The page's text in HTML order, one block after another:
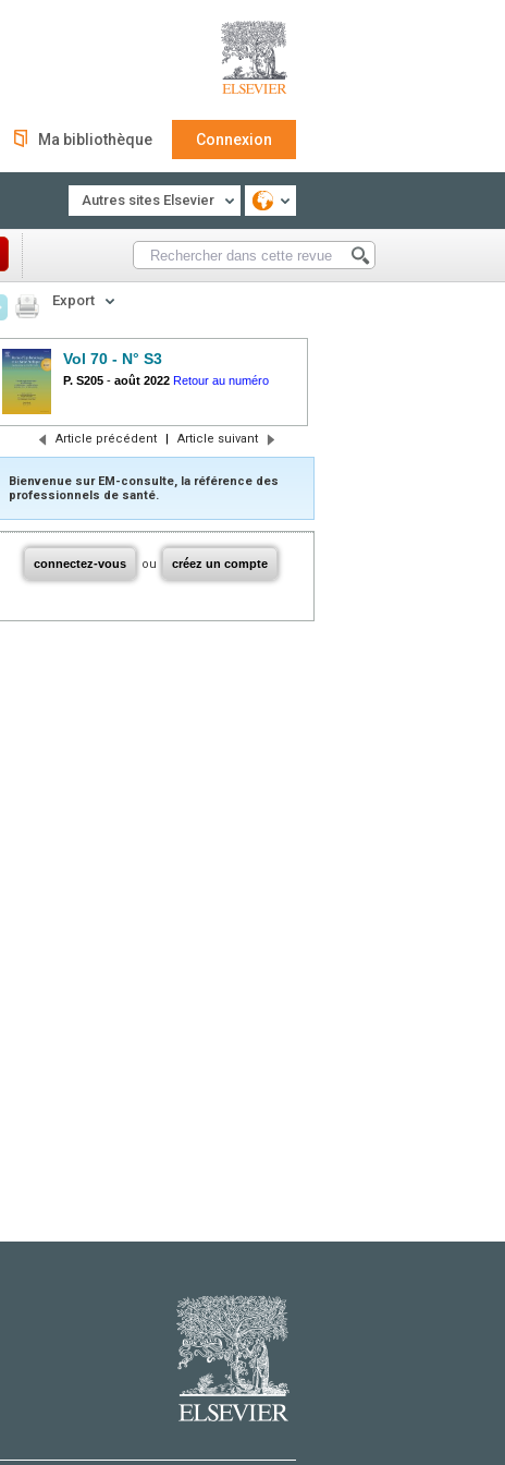
Ma bibliothèque Connexion
Autres sites Elsevier
Export
Vol 70 - N° S3
P. S205 - août 2022 Retour au numéro
Article précédent | Article suivant
Bienvenue sur EM-consulte, la référence des
professionnels de santé.
connectez-vous ou créez un compte